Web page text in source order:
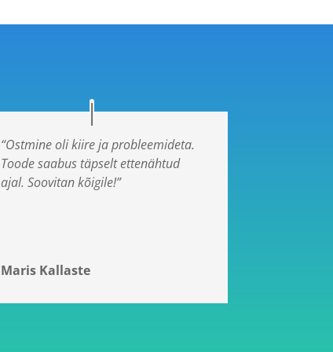
“Ostmine oli kiire ja probleemideta.
Toode saabus täpselt ettenähtud
ajal. Soovitan kõigile!”
Maris Kallaste